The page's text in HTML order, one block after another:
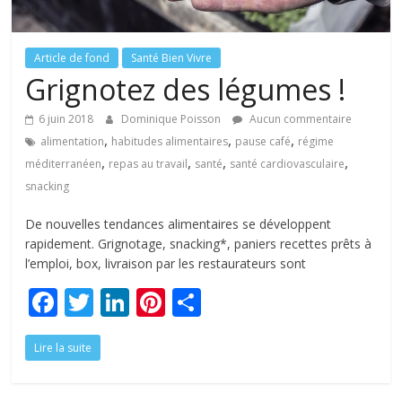
Article de fond Santé Bien Vivre
Grignotez des légumes !
6 juin 2018 Dominique Poisson
Aucun commentaire
alimentation, habitudes alimentaires, pause café, régime
méditerranéen, repas au travail, santé, santé cardiovasculaire,
snacking
De nouvelles tendances alimentaires se développent
rapidement. Grignotage, snacking*, paniers recettes prêts à
l’emploi, box, livraison par les restaurateurs sont
F
ac
e
T
w
itt
Li Pi
Lire la suite